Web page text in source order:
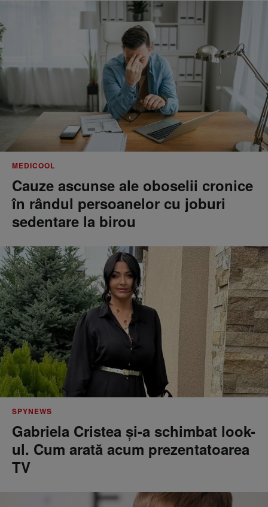
MEDICOOL
Cauze ascunse ale oboselii cronice
în rândul persoanelor cu joburi
sedentare la birou
SPYNEWS
Gabriela Cristea și-a schimbat look-
ul. Cum arată acum prezentatoarea
TV